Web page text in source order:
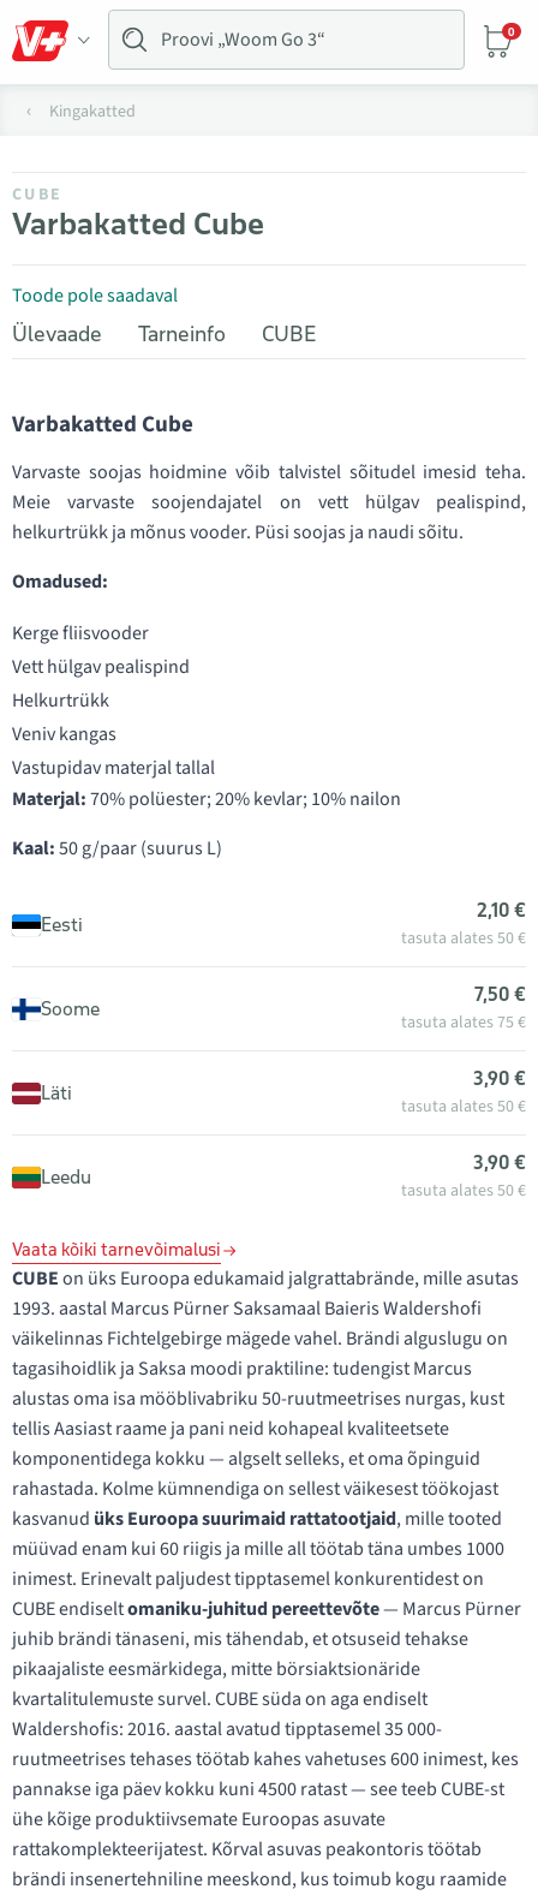
0
Kingakatted
CUBE
Varbakatted Cube
Toode pole saadaval
Ülevaade
Tarneinfo CUBE
Varbakatted Cube
Varvaste soojas hoidmine võib talvistel sõitudel imesid teha.
Meie varvaste soojendajatel on vett hülgav pealispind,
helkurtrükk ja mõnus vooder. Püsi soojas ja naudi sõitu.
Omadused:
Kerge fliisvooder
Vett hülgav pealispind
Helkurtrükk
Veniv kangas
Vastupidav materjal tallal
Materjal:70% polüester; 20% kevlar; 10% nailon
Kaal:50 g/paar (suurus L)
Eesti
2,10 €
tasuta alates 50 €
Soome
7,50 €
tasuta alates 75 €
Läti
3,90 €
tasuta alates 50 €
Leedu
3,90 €
tasuta alates 50 €
Vaata kõiki tarnevõimalusi
CUBEon üks Euroopa edukamaid jalgrattabrände, mille asutas
1993. aastal Marcus Pürner Saksamaal Baieris Waldershofi
väikelinnas Fichtelgebirge mägede vahel. Brändi alguslugu on
tagasihoidlik ja Saksa moodi praktiline: tudengist Marcus
alustas oma isa mööblivabriku 50-ruutmeetrises nurgas, kust
tellis Aasiast raame ja pani neid kohapeal kvaliteetsete
komponentidega kokku — algselt selleks, et oma õpinguid
rahastada. Kolme kümnendiga on sellest väikesest töökojast
kasvanud üks Euroopa suurimaid rattatootjaid, mille tooted
müüvad enam kui 60 riigis ja mille all töötab täna umbes 1000
inimest. Erinevalt paljudest tipptasemel konkurentidest on
CUBE endiseltomaniku-juhitud pereettevõte— Marcus Pürner
juhib brändi tänaseni, mis tähendab, et otsuseid tehakse
pikaajaliste eesmärkidega, mitte börsiaktsionäride
kvartalitulemuste survel. CUBE süda on aga endiselt
Waldershofis: 2016. aastal avatud tipptasemel 35 000-
ruutmeetrises tehases töötab kahes vahetuses 600 inimest, kes
pannakse iga päev kokku kuni 4500 ratast — see teeb CUBE-st
ühe kõige produktiivsemate Euroopas asuvate
rattakomplekteerijatest. Kõrval asuvas peakontoris töötab
brändi insenertehniline meeskond, kus toimub kogu raamide